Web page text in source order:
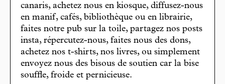
canaris, achetez nous en kiosque, diffusez-nous
en manif, cafés, bibliothèque ou en librairie,
faites notre pub sur la toile, partagez nos posts
insta, répercutez-nous, faites nous des dons,
achetez nos t-shirts, nos livres, ou simplement
envoyez nous des bisous de soutien car la bise
souffle, froide et pernicieuse.